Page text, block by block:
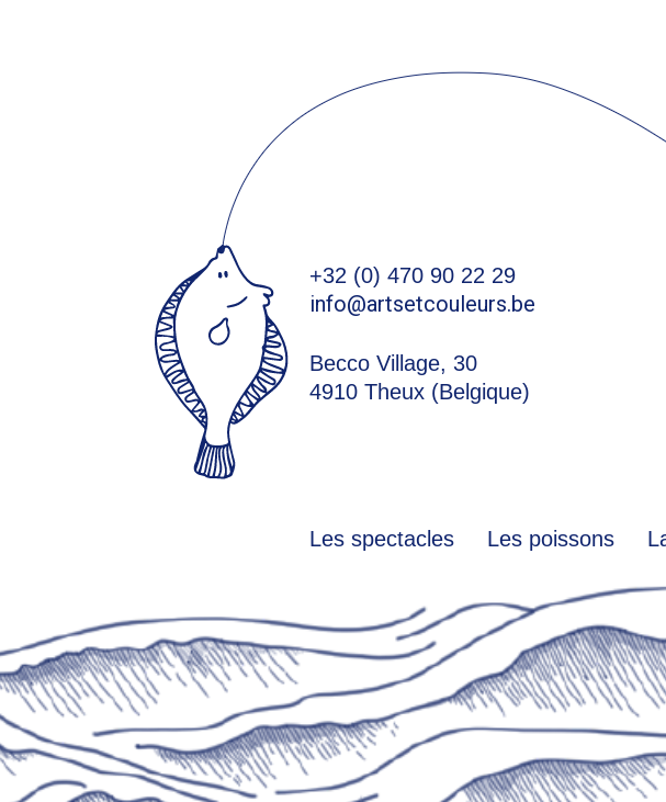
+32 (0) 470 90 22 29
info@artsetcouleurs.be
Becco Village, 30
4910 Theux (Belgique)
Les spectacles Les poissons